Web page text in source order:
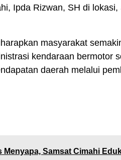
Ipda Rizwan, SH di lokasi,
masyarakat
kendaraan bermotor
daerah melalui
Menyapa, Samsat Cimahi